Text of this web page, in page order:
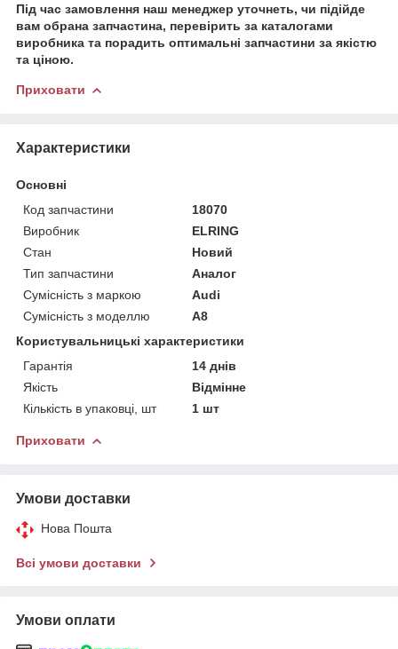
Під час замовлення наш менеджер уточнеть, чи підійде
вам обрана запчастина, перевірить за каталогами
виробника та порадить оптимальні запчастини за якістю
та ціною.
Приховати
Характеристики
Основні
Код запчастини
18070
Виробник
ELRING
Стан
Новий
Тип запчастини
Аналог
Сумісність з маркою
Audi
Сумісність з моделлю
A8
Користувальницькі характеристики
Гарантія
14 днів
Якість
Відмінне
Кількість в упаковці, шт
1 шт
Приховати
Умови доставки
Нова Пошта
Всі умови доставки
Умови оплати